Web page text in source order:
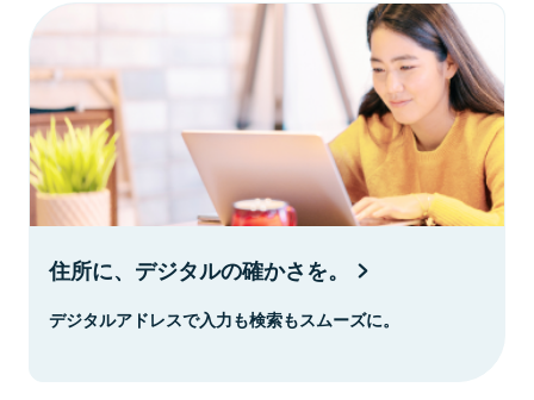
住所に、デジタルの確かさを。
デジタルアドレスで入力も検索もスムーズに。